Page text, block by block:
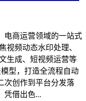
电商运营领域的一站式
视频动态水印处理、
生成、短视频运营等
型，打造全流程自动
次创作到平台分发落
凭借出色...